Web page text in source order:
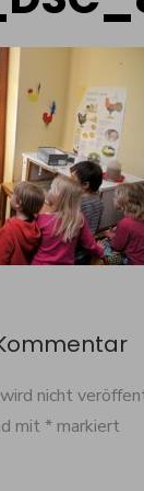
nicht
mit * markiert